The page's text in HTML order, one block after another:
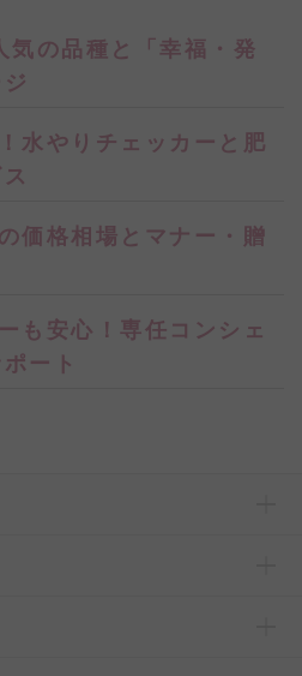
の品種と「幸福・発
水やりチェッカーと肥
価格相場とマナー・贈
も安心！専任コンシェ
ート